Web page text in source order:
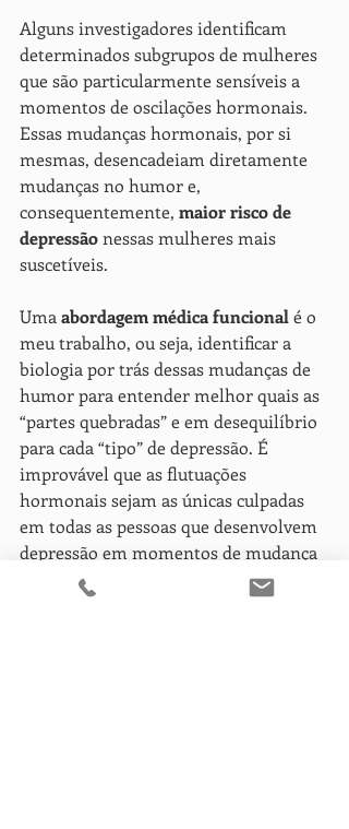
Alguns investigadores identificam
determinados subgrupos de mulheres
que são particularmente sensíveis a
momentos de oscilações hormonais.
Essas mudanças hormonais, por si
mesmas, desencadeiam diretamente
mudanças no humor e,
consequentemente, maior risco de
depressão nessas mulheres mais
suscetíveis.
Uma abordagem médica funcional é o
meu trabalho, ou seja, identificar a
biologia por trás dessas mudanças de
humor para entender melhor quais as
“partes quebradas” e em desequilíbrio
para cada “tipo” de depressão. É
improvável que as flutuações
hormonais sejam as únicas culpadas
em todas as pessoas que desenvolvem
depressão em momentos de mudança
hormonal, mas devemos estudar e
perceber qual a verdadeira causa-raiz.